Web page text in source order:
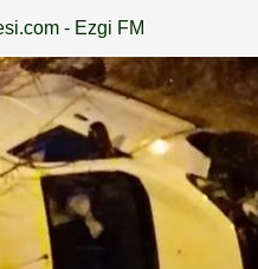
- Ezgi FM